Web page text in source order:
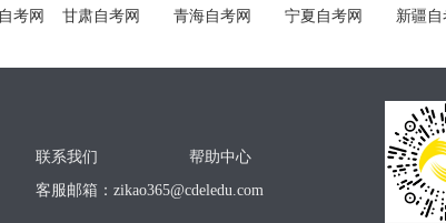
考网 甘肃自考网 青海自考网 宁夏自考网 新疆自
联系我们
帮助中心
客服邮箱： zikao365@cdeledu.com